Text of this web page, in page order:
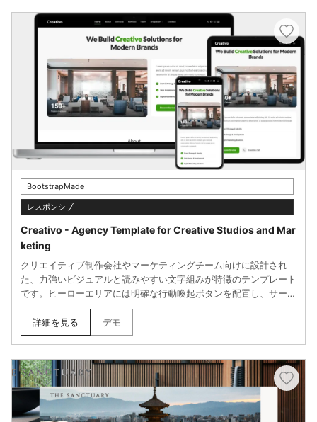
BootstrapMade
レスポンシブ
Creativo - Agency Template for Creative Studios and Mar
keting
クリエイティブ制作会社やマーケティングチーム向けに設計され
た、力強いビジュアルと読みやすい文字組みが特徴のテンプレート
です。ヒーローエリアには明確な行動喚起ボタンを配置し、サービ
ス紹介・実績ギャラリー・お客様の声・チーム紹介・問い合わせフ
ォームなど、代理店サイトに必要なセクションがひと通り揃ってい
ます。色やフォント、画像の差し替えも簡単で、自社ブランドに合
詳細を見る デモ